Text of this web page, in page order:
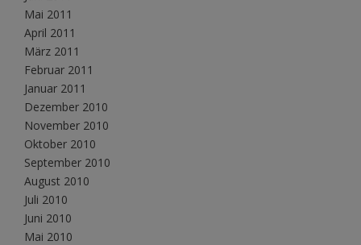
Mai 2011
April 2011
März 2011
Februar 2011
Januar 2011
Dezember 2010
November 2010
Oktober 2010
September 2010
August 2010
Juli 2010
Juni 2010
Mai 2010